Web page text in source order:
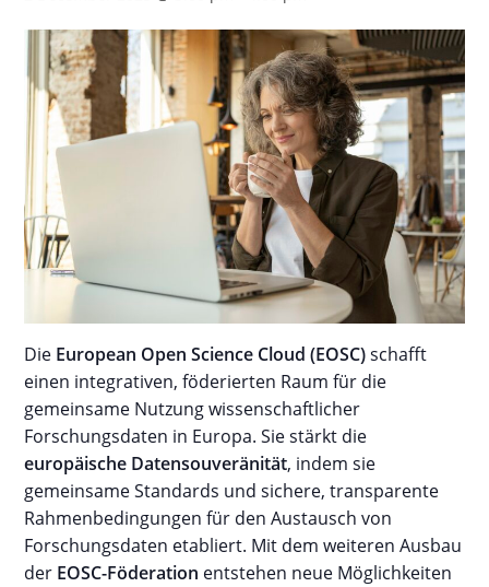
Die European Open Science Cloud (EOSC)schafft
einen integrativen, föderierten Raum für die
gemeinsame Nutzung wissenschaftlicher
Forschungsdaten in Europa. Sie stärkt die
europäische Datensouveränität, indem sie
gemeinsame Standards und sichere, transparente
Rahmenbedingungen für den Austausch von
Forschungsdaten etabliert. Mit dem weiteren Ausbau
der EOSC-Föderation entstehen neue Möglichkeiten